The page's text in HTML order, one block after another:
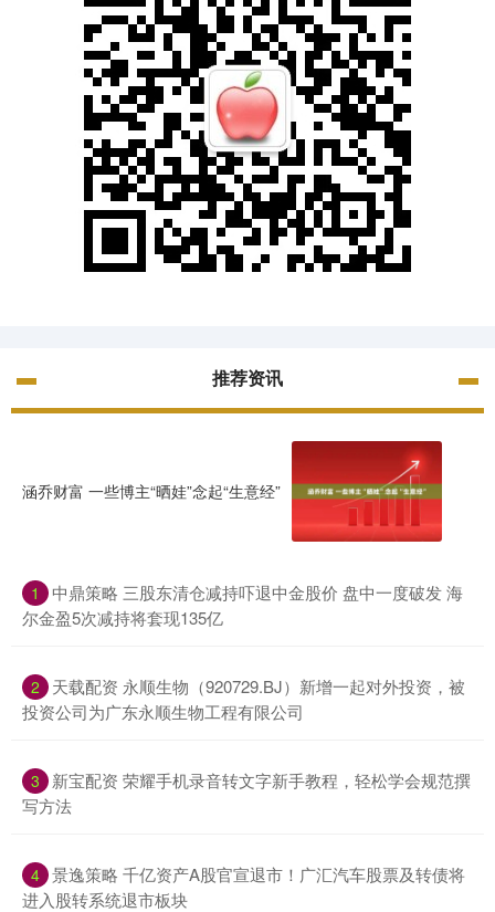
推荐资讯
涵乔财富 一些博主“晒娃”念起“生意经”
1
中鼎策略 三股东清仓减持吓退中金股价 盘中一度破发 海
尔金盈5次减持将套现135亿
2
天载配资 永顺生物（920729.BJ）新增一起对外投资，被
投资公司为广东永顺生物工程有限公司
3
新宝配资 荣耀手机录音转文字新手教程，轻松学会规范撰
写方法
4 景逸策略 千亿资产A股官宣退市！广汇汽车股票及转债将
进入股转系统退市板块